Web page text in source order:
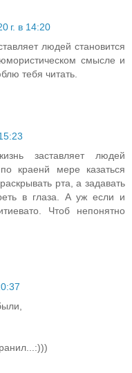
г. в 14:20
людей становится
смысле и
тебя читать.
заставляет людей
краенй мере казаться
рта, а задавать
в глаза. А уж если и
Чтоб непонятно